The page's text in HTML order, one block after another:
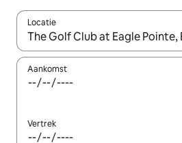
Locatie
Wanneer er resultaten
Aankomst
Vertrek